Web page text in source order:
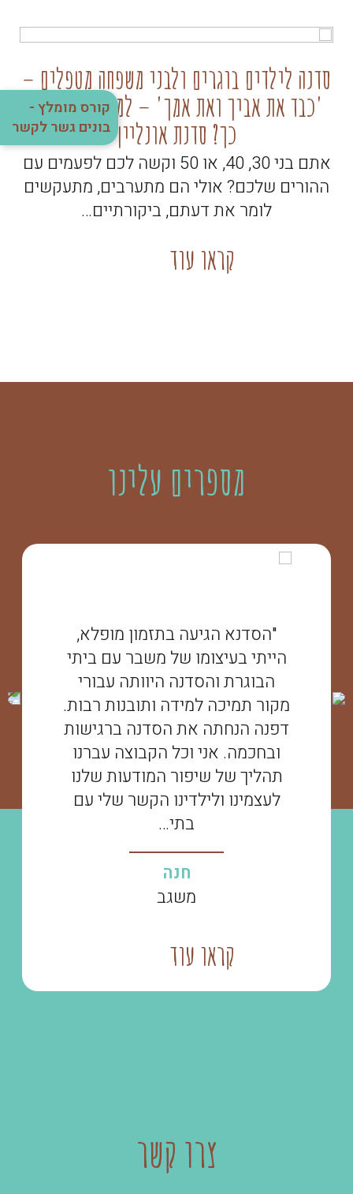
קורס מומלץ -
בונים גשר לקשר
סדנה לילדים בוגרים ולבני משפחה מטפלים –
'כבד את אביך ואת אמך' – למה זה קשה כל
כך? סדנת אונליין
אתם בני 30, 40, או 50 וקשה לכם לפעמים עם
ההורים שלכם? אולי הם מתערבים, מתעקשים
לומר את דעתם, ביקורתיים…
קראו עוד
מספרים עלינו
"הסדנא הגיעה בתזמון מופלא,
הייתי בעיצומו של משבר עם ביתי
הבוגרת והסדנה היוותה עבורי
מקור תמיכה למידה ותובנות רבות.
דפנה הנחתה את הסדנה ברגישות
ובחכמה. אני וכל הקבוצה עברנו
תהליך של שיפור המודעות שלנו
לעצמינו ולילדינו הקשר שלי עם
בתי…
חנה
משגב
קראו עוד
צרו קשר